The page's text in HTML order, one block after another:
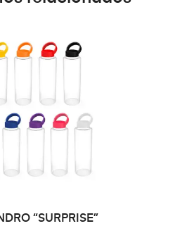
OPCIONES
“SURPRISE”